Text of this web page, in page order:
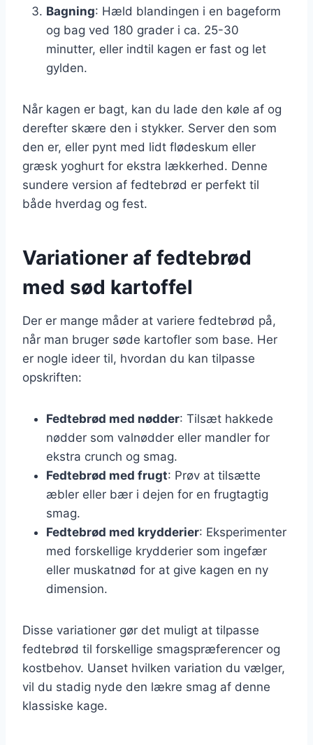
Bagning: Hæld blandingen i en bageform
og bag ved 180 grader i ca. 25-30
minutter, eller indtil kagen er fast og let
gylden.
Når kagen er bagt, kan du lade den køle af og
derefter skære den i stykker. Server den som
den er, eller pynt med lidt flødeskum eller
græsk yoghurt for ekstra lækkerhed. Denne
sundere version af fedtebrød er perfekt til
både hverdag og fest.
Variationer af fedtebrød
med sød kartoffel
Der er mange måder at variere fedtebrød på,
når man bruger søde kartofler som base. Her
er nogle ideer til, hvordan du kan tilpasse
opskriften:
Fedtebrød med nødder: Tilsæt hakkede
nødder som valnødder eller mandler for
ekstra crunch og smag.
Fedtebrød med frugt: Prøv at tilsætte
æbler eller bær i dejen for en frugtagtig
smag.
Fedtebrød med krydderier: Eksperimenter
med forskellige krydderier som ingefær
eller muskatnød for at give kagen en ny
dimension.
Disse variationer gør det muligt at tilpasse
fedtebrød til forskellige smagspræferencer og
kostbehov. Uanset hvilken variation du vælger,
vil du stadig nyde den lækre smag af denne
klassiske kage.